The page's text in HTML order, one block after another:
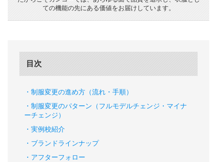
ての機能の先にある価値をお届けしています。
目次
制服変更の進め方（流れ・手順）
制服変更のパターン（フルモデルチェンジ・マイナ
ーチェンジ）
実例校紹介
ブランドラインナップ
アフターフォロー